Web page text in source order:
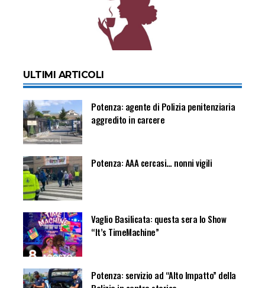
ULTIMI ARTICOLI
Potenza: agente di Polizia penitenziaria
aggredito in carcere
Potenza: AAA cercasi… nonni vigili
Vaglio Basilicata: questa sera lo Show
“It’s TimeMachine”
Potenza: servizio ad “Alto Impatto” della